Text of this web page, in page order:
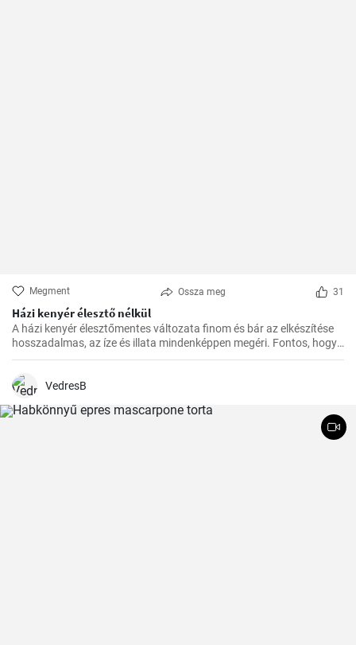
Megment Ossza meg 31
Házi kenyér élesztő nélkül
A házi kenyér élesztőmentes változata finom és bár az elkészítése
hosszadalmas, az íze és illata mindenképpen megéri. Fontos, hogy
előre tervezzük meg az készítést, mivel a dagasztás után
VedresB